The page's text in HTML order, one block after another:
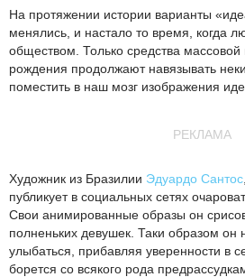
На протяжении истории варианты
менялись, и настало то время,
обществом. Только средства
рождения продолжают навязывать
поместить в наш мозг изображения
РЕКЛАМА
Художник из Бразилии Эдуардо Сантос
публикует в социальных сетях
Свои анимированные образы он
полненьких девушек. Таки образом он
улыбаться, прибавляя уверенности в
борется со всякого рода